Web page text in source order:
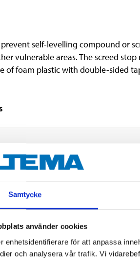
Samtycke
använder cookies
enhetsidentifierare för att anpassa
och analysera vår trafik. Vi
self-levelling compound or
vulnerable areas. The screed
of foam plastic with double-sided